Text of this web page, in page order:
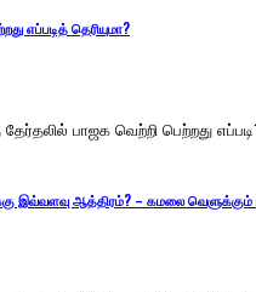
எப்படித் தெரியுமா?
தேர்தலில் பாஜக வெற்றி பெற்றது
இவ்வளவு ஆத்திரம்? – கமலை வெளுக்கும்